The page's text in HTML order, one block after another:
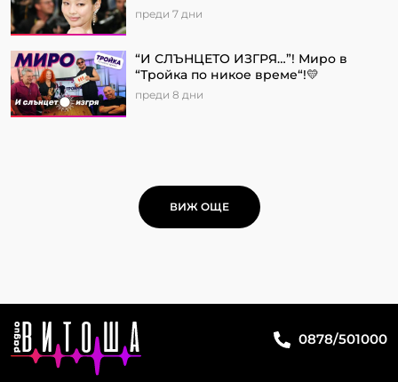
преди 7 дни
“И СЛЪНЦЕТО ИЗГРЯ…”! Миро в
“Тройка по никое време“!💛
преди 8 дни
ВИЖ ОЩЕ
0878/501000